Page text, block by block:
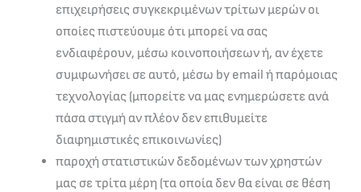
επιχειρήσεις συγκεκριμένων τρίτων μερών οι
οποίες πιστεύουμε ότι μπορεί να σας
ενδιαφέρουν, μέσω κοινοποιήσεων ή, αν έχετε
συμφωνήσει σε αυτό, μέσω by email ή παρόμοιας
τεχνολογίας (μπορείτε να μας ενημερώσετε ανά
πάσα στιγμή αν πλέον δεν επιθυμείτε
διαφημιστικές επικοινωνίες)
παροχή στατιστικών δεδομένων των χρηστών
μας σε τρίτα μέρη (τα οποία δεν θα είναι σε θέση